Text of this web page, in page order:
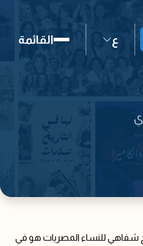
ع القائمة
شفاهي للنساء المصريات هو في